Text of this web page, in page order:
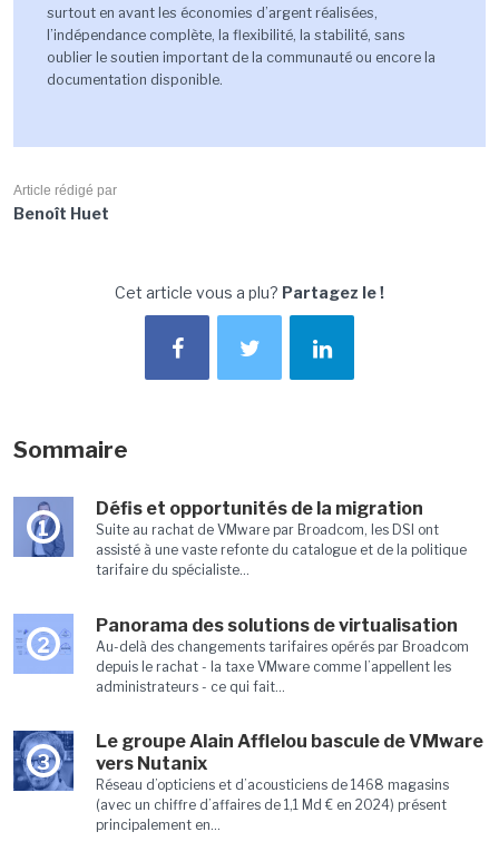
surtout en avant les économies d ’argent réalisées,
’ind épendance compl ète, la flexibilité, la stabilité, sans
oublier le soutien important de la communauté ou encore la
documentation disponible.
Article rédigé par
Benoît Huet
Cet article vous a plu? Partagez le !
Sommaire
1
Défis et opportunités de la migration
Suite au rachat de VMware par Broadcom, les DSI ont
assisté à une vaste refonte du catalogue et de la politique
tarifaire du spécialiste...
2
Panorama des solutions de virtualisation
Au-delà des changements tarifaires opérés par Broadcom
depuis le rachat - la taxe VMware comme l’appellent les
administrateurs - ce qui fait...
3
Le groupe Alain Afflelou bascule de VMware
vers Nutanix
Réseau d’opticiens et d’acousticiens de 1468 magasins
(avec un chiffre d’affaires de 1,1 Md € en 2024) présent
principalement en...